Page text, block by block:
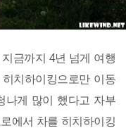
금까지 4년 넘게 여행
치하이킹으로만 이동
나게 많이 했다고 자부
에서 차를 히치하이킹